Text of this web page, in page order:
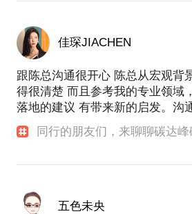
佳琛JIACHEN
跟陈总沟通很开心 陈总从宏观背
得很清楚 而且参考我的专业领域
落地的建议 有带来新的启发。沟
同行的朋友们，来聊聊碳达
五色未央